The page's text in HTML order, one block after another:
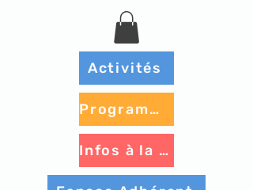
Activités
Infos à la une
Programme à venir